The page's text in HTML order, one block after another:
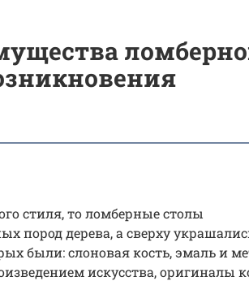
стиля, то ломберные столы
пород дерева, а сверху
были: слоновая кость, эмаль и
искусства, оригиналы